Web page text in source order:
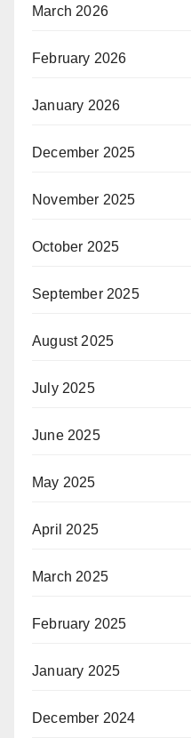
March 2026
February 2026
January 2026
December 2025
November 2025
October 2025
September 2025
August 2025
July 2025
June 2025
May 2025
April 2025
March 2025
February 2025
January 2025
December 2024